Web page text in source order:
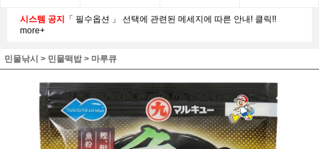
시스템 공지 「 필수옵션 」 선택에 관련된 메세지에 따른 안내! 클릭!!
more+
민물낚시 > 민물떡밥 > 마루큐